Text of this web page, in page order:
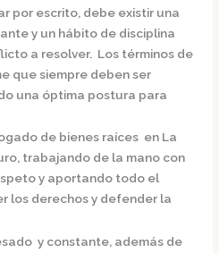
por escrito, debe existir una
y un hábito de disciplina
a resolver. Los términos de
que siempre deben ser
una óptima postura para
de bienes raíces en La
trabajando de la mano con
y aportando todo el
los derechos y defender la
y constante, además de